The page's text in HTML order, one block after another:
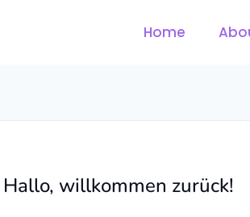
Home
Hallo, willkommen zurück!